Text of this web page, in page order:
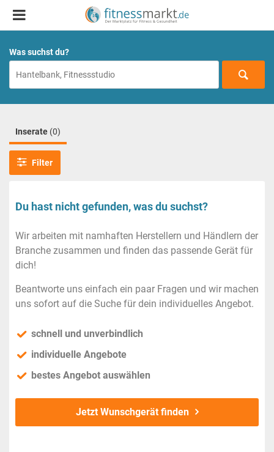
Was suchst du?
Inserate (0)
Filter
Du hast nicht gefunden, was du suchst?
Wir arbeiten mit namhaften Herstellern und Händlern der
Branche zusammen und finden das passende Gerät für
dich!
Beantworte uns einfach ein paar Fragen und wir machen
uns sofort auf die Suche für dein individuelles Angebot.
schnell und unverbindlich
individuelle Angebote
bestes Angebot auswählen
Jetzt Wunschgerät finden